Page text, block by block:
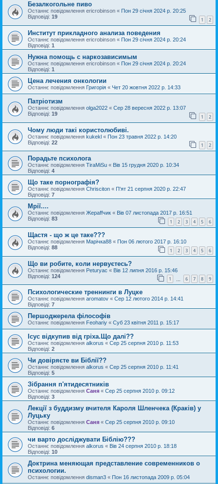
Безалкогольне пиво
Останнє повідомлення ericrobinson « Пон 29 січня 2024 р. 20:25
Відповіді: 19 1 2
Институт прикладного анализа поведения
Останнє повідомлення ericrobinson « Пон 29 січня 2024 р. 20:24
Відповіді: 1
Нужна помощь с наркозависимым
Останнє повідомлення ericrobinson « Пон 29 січня 2024 р. 20:24
Відповіді: 1
Цена лечения онкологии
Останнє повідомлення Григорія « Чет 20 жовтня 2022 р. 14:33
Патріотизм
Останнє повідомлення olga2022 « Сер 28 вересня 2022 р. 13:07
Відповіді: 19 1 2
Чому люди такі користолюбиві.
Останнє повідомлення kukekl « Пон 23 травня 2022 р. 14:20
Відповіді: 22 1 2
Порадьте психолога
Останнє повідомлення TiraMiSu « Вів 15 грудня 2020 р. 10:34
Відповіді: 4
Що таке порнографія?
Останнє повідомлення Chrisciton « П'ят 21 серпня 2020 р. 22:47
Відповіді: 7
Мрії....
Останнє повідомлення Жераffчик « Вів 07 листопада 2017 р. 16:51
Відповіді: 83 1 2 3 4 5 6
Щастя - що ж це таке???
Останнє повідомлення Марічка88 « Пон 06 лютого 2017 р. 16:10
Відповіді: 88 1 2 3 4 5 6
Що ви робите, коли нервуєтесь?
Останнє повідомлення Peturyac « Вів 12 липня 2016 р. 15:46
Відповіді: 124 1 6 7 8 9
Психологические треннинги в Луцке
Останнє повідомлення aromatov « Сер 12 лютого 2014 р. 14:41
Відповіді: 7
Першоджерела філософів
Останнє повідомлення Feohariy « Суб 23 квітня 2011 р. 15:17
Ісус відкупив від гріха.Що далі??
Останнє повідомлення alkorus « Сер 25 серпня 2010 р. 11:53
Відповіді: 2
Чи довіряєте ви Біблії??
Останнє повідомлення alkorus « Сер 25 серпня 2010 р. 11:41
Відповіді: 5
Зібрання п'ятидесятників
Останнє повідомлення Саня « Сер 25 серпня 2010 р. 09:12
Відповіді: 3
Лекції з буддизму вчителя Кароля Шленчека (Краків) у
Луцьку
Останнє повідомлення Саня « Сер 25 серпня 2010 р. 09:10
Відповіді: 6
чи варто досліджувати Біблію???
Останнє повідомлення alkorus « Вів 24 серпня 2010 р. 18:18
Відповіді: 10
Доктрина меняющая представление современников о
психологии.
Останнє повідомлення disman3 « Пон 16 листопада 2009 р. 05:04